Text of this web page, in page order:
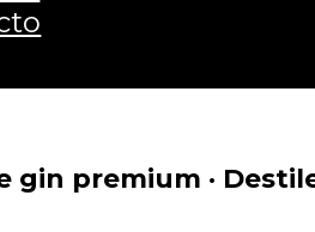
gin premium ·